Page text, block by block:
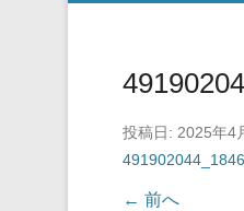
投稿日: 2025年4
← 前へ